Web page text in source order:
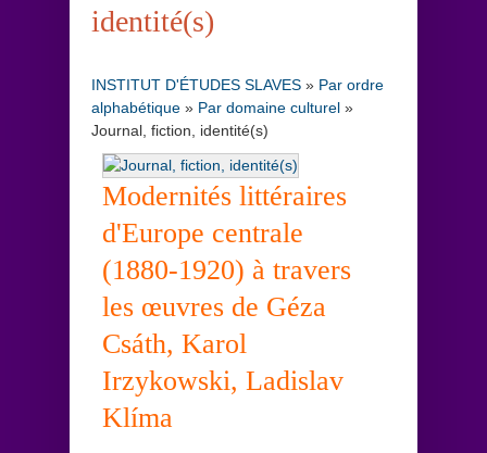
identité(s)
INSTITUT D'ÉTUDES SLAVES » Par ordre
alphabétique » Par domaine culturel »
Journal, fiction, identité(s)
Modernités littéraires
d'Europe centrale
(1880-1920) à travers
les œuvres de Géza
Csáth, Karol
Irzykowski, Ladislav
Klíma